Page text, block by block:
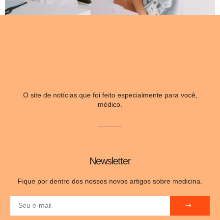
Newsletter
Fique por dentro dos nossos novos artigos sobre medicina.
O site de notícias que foi feito especialmente para você,
médico.